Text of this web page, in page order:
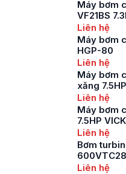
Máy bơm
VF21BS
Liên hệ
Máy bơm
HGP-80
Liên hệ
Máy bơm
xăng
Liên hệ
Máy bơm
7.5HP
Liên hệ
Bơm
Liên hệ